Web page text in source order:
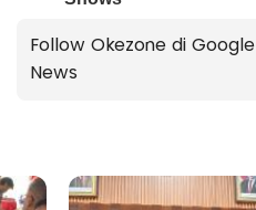
Follow Okezone di Google
News